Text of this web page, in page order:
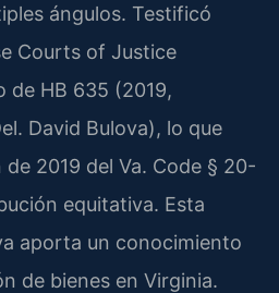
ángulos. Testificó
Courts of Justice
de HB 635 (2019,
David Bulova), lo que
2019 del Va. Code § 20-
equitativa. Esta
aporta un conocimiento
de bienes en Virginia.